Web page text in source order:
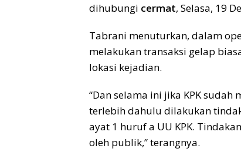
dihubungi cermat, Selasa, 19
Tabrani menuturkan, dalam
melakukan transaksi gelap
lokasi kejadian.
“Dan selama ini jika KPK
terlebih dahulu dilakukan
ayat 1 huruf a UU KPK.
oleh publik,” terangnya.